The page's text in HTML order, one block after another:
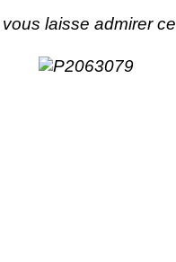
laisse admirer